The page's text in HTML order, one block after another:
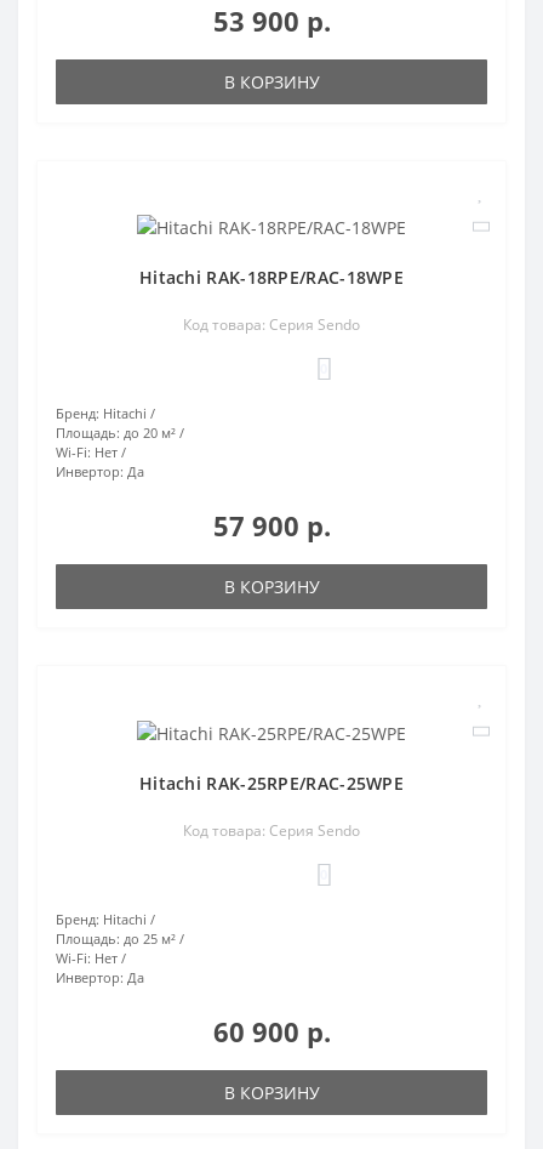
53 900 р.
В КОРЗИНУ
Hitachi RAK-18RPE/RAC-18WPE
Код товара: Серия Sendo
Бренд: Hitachi
Площадь: до 20 м²
Wi-Fi: Нет
Инвертор: Да
57 900 р.
В КОРЗИНУ
Hitachi RAK-25RPE/RAC-25WPE
Код товара: Серия Sendo
Бренд: Hitachi
Площадь: до 25 м²
Wi-Fi: Нет
Инвертор: Да
60 900 р.
В КОРЗИНУ